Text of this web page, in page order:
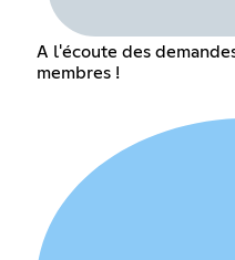
A l'écoute des
membres !